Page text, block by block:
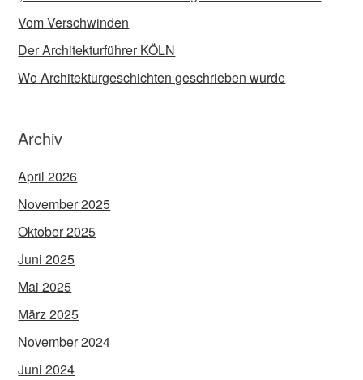
Vom Verschwinden
Der Architekturführer KÖLN
Wo Architekturgeschichten geschrieben wurde
Archiv
April 2026
November 2025
Oktober 2025
Juni 2025
Mai 2025
März 2025
November 2024
Juni 2024